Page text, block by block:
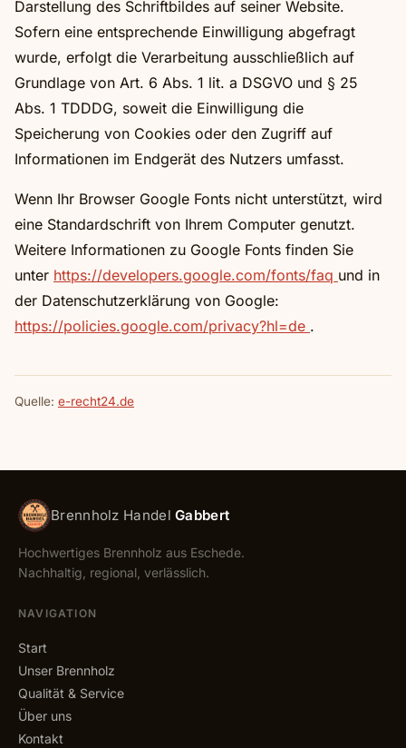
Darstellung des Schriftbildes auf seiner Website.
Sofern eine entsprechende Einwilligung abgefragt
wurde, erfolgt die Verarbeitung ausschließlich auf
Grundlage von Art. 6 Abs. 1 lit. a DSGVO und § 25
Abs. 1 TDDDG, soweit die Einwilligung die
Speicherung von Cookies oder den Zugriff auf
Informationen im Endgerät des Nutzers umfasst.
Wenn Ihr Browser Google Fonts nicht unterstützt, wird
eine Standardschrift von Ihrem Computer genutzt.
Weitere Informationen zu Google Fonts finden Sie
unter https://developers.google.com/fonts/faq und in
der Datenschutzerklärung von Google:
https://policies.google.com/privacy?hl=de .
Quelle: e-recht24.de
Brennholz HandelGabbert
Hochwertiges Brennholz aus Eschede.
Nachhaltig, regional, verlässlich.
NAVIGATION
Start
Unser Brennholz
Qualität & Service
Über uns
Kontakt